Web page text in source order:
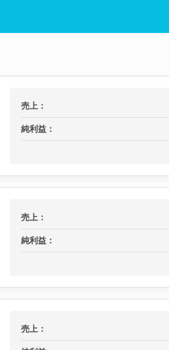
売上：
純利益：
売上：
純利益：
売上：